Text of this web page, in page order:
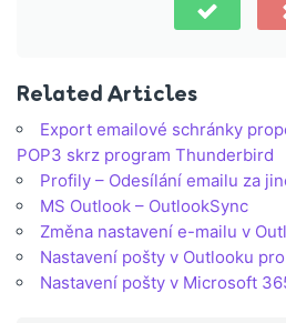
Related Articles
Export emailové schránky
POP3 skrz program Thunderbird
Profily – Odesílání emailu za
MS Outlook – OutlookSync
Změna nastavení e-mailu v
Nastavení pošty v Outlooku
Nastavení pošty v Microsoft